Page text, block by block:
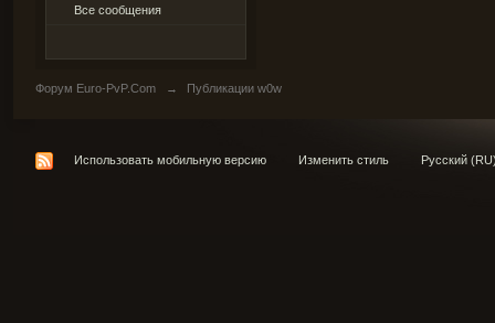
Все сообщения
Форум Euro-PvP.Com → Публикации w0w
Использовать мобильную версию Изменить стиль Русский